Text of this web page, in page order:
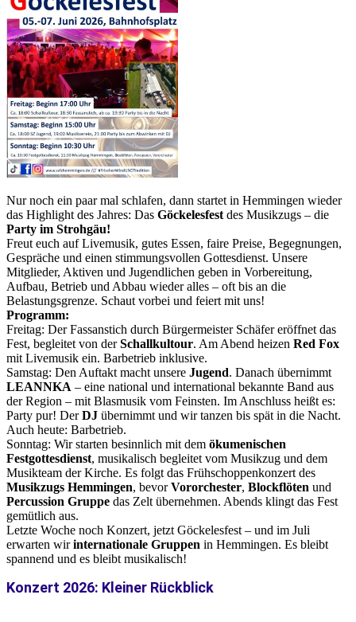
Nur noch ein paar mal schlafen, dann startet in Hemmingen wieder
das Highlight des Jahres: Das Göckelesfestdes Musikzugs – die
Party im Strohgäu!
Freut euch auf Livemusik, gutes Essen, faire Preise, Begegnungen,
Gespräche und einen stimmungsvollen Gottesdienst. Unsere
Mitglieder, Aktiven und Jugendlichen geben in Vorbereitung,
Aufbau, Betrieb und Abbau wieder alles – oft bis an die
Belastungsgrenze. Schaut vorbei und feiert mit uns!
Programm:
Freitag: Der Fassanstich durch Bürgermeister Schäfer eröffnet das
Fest, begleitet von derSchallkultour. Am Abend heizen Red Fox
mit Livemusik ein. Barbetrieb inklusive.
Samstag: Den Auftakt macht unsere Jugend. Danach übernimmt
LEANNKA – eine national und international bekannte Band aus
der Region – mit Blasmusik vom Feinsten. Im Anschluss heißt es:
Party pur! DerDJ übernimmt und wir tanzen bis spät in die Nacht.
Auch heute: Barbetrieb.
Sonntag: Wir starten besinnlich mit dem ökumenischen
Festgottesdienst, musikalisch begleitet vom Musikzug und dem
Musikteam der Kirche. Es folgt das Frühschoppenkonzert des
Musikzugs Hemmingen, bevorVororchester, Blockflöten und
Percussion Gruppe das Zelt übernehmen. Abends klingt das Fest
gemütlich aus.
Letzte Woche noch Konzert, jetzt Göckelesfest – und im Juli
erwarten wirinternationale Gruppen in Hemmingen. Es bleibt
spannend und es bleibt musikalisch!
Konzert 2026: Kleiner Rückblick